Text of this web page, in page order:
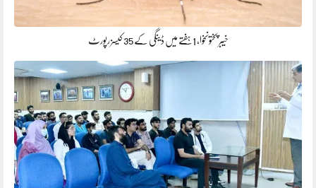
خیبر پختونخوا، 1ہفتے میں ڈینگی کے 35 کیسز رپورٹ